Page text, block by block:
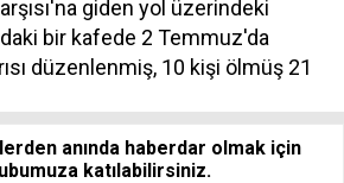
giden yol üzerindeki
bir kafede 2 Temmuz'da
düzenlenmiş, 10 kişi ölmüş 21
anında haberdar olmak için
katılabilirsiniz.